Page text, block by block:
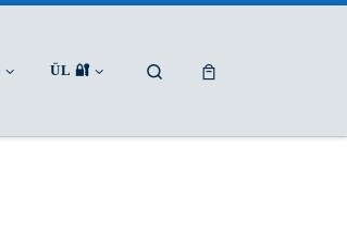
ÜL 🔐 Search